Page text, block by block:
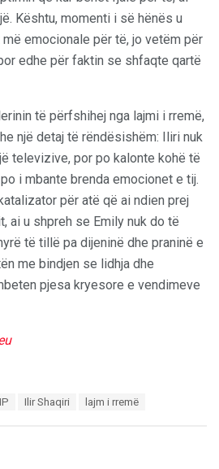
Kështu, momenti i së hënës u
më emocionale për të, jo vetëm për
edhe për faktin se shfaqte qartë
të përfshihej nga lajmi i rremë,
një detaj të rëndësishëm: Iliri nuk
televizive, por po kalonte kohë të
i mbante brenda emocionet e tij.
për atë që ai ndien prej
ai u shpreh se Emily nuk do të
të tillë pa dijeninë dhe praninë e
me bindjen se lidhja dhe
pjesa kryesore e vendimeve
Ilir Shaqiri lajm i rremë